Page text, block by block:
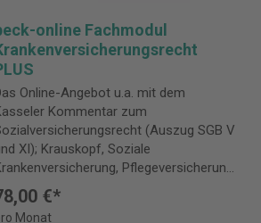
online Fachmodul
Online-Angebot u.a. mit dem
Kommentar zum
(Auszug SGB V
XI); Krauskopf, Soziale
Pflegeversicherung;
Handbuch des
sowie die
€*
Monat